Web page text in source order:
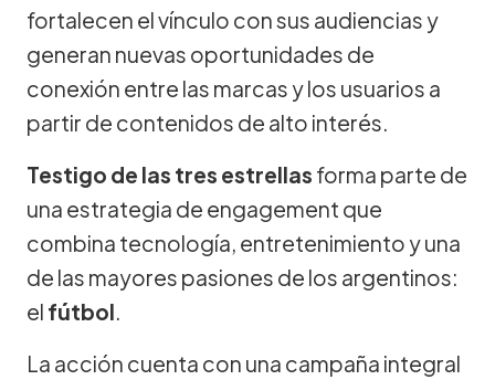
fortalecen el vínculo con sus audiencias y
generan nuevas oportunidades de
conexión entre las marcas y los usuarios a
partir de contenidos de alto interés.
Testigo de las tres estrellas forma parte de
una estrategia de engagement que
combina tecnología, entretenimiento y una
de las mayores pasiones de los argentinos:
el fútbol.
La acción cuenta con una campaña integral